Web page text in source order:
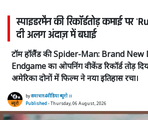
स्पाइडरमैन की रिकॉर्डतोड़ कमाई
दी अलग अंदाज़ में बधाई
टॉम हॉलैंड की Spider-Man: Brand New
Endgame का ओपनिंग वीकेंड रिकॉर्ड तोड़
अमेरिका दोनों में फिल्म ने नया इतिहास रचा।
byसमाचार4मीडिया ब्यूरो ।।
Published- Thursday, 06 August, 2026